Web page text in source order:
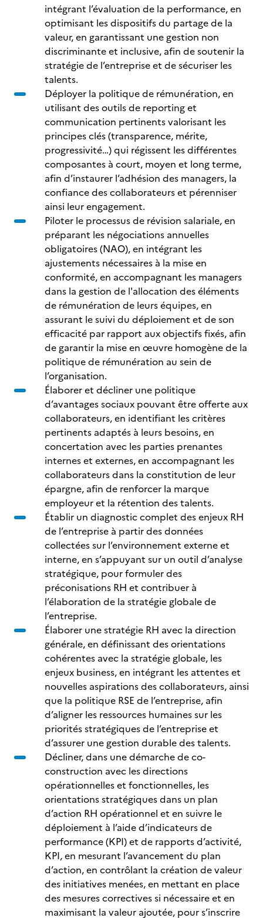
intégrant l’évaluation de la performance, en
optimisant les dispositifs du partage de la
valeur, en garantissant une gestion non
discriminante et inclusive, afin de soutenir la
stratégie de l’entreprise et de sécuriser les
talents.
Déployer la politique de rémunération, en
utilisant des outils de reporting et
communication pertinents valorisant les
principes clés (transparence, mérite,
progressivité…) qui régissent les différentes
composantes à court, moyen et long terme,
afin d’instaurer l’adhésion des managers, la
confiance des collaborateurs et pérenniser
ainsi leur engagement.
Piloter le processus de révision salariale, en
préparant les négociations annuelles
obligatoires (NAO), en intégrant les
ajustements nécessaires à la mise en
conformité, en accompagnant les managers
dans la gestion de l'allocation des éléments
de rémunération de leurs équipes, en
assurant le suivi du déploiement et de son
efficacité par rapport aux objectifs fixés, afin
de garantir la mise en œuvre homogène de la
politique de rémunération au sein de
l’organisation.
Élaborer et décliner une politique
d’avantages sociaux pouvant être offerte aux
collaborateurs, en identifiant les critères
pertinents adaptés à leurs besoins, en
concertation avec les parties prenantes
internes et externes, en accompagnant les
collaborateurs dans la constitution de leur
épargne, afin de renforcer la marque
employeur et la rétention des talents.
Établir un diagnostic complet des enjeux RH
de l’entreprise à partir des données
collectées sur l’environnement externe et
interne, en s’appuyant sur un outil d’analyse
stratégique, pour formuler des
préconisations RH et contribuer à
l’élaboration de la stratégie globale de
l’entreprise.
Élaborer une stratégie RH avec la direction
générale, en définissant des orientations
cohérentes avec la stratégie globale, les
enjeux business, en intégrant les attentes et
nouvelles aspirations des collaborateurs, ainsi
que la politique RSE de l’entreprise, afin
d’aligner les ressources humaines sur les
priorités stratégiques de l’entreprise et
d’assurer une gestion durable des talents.
Décliner, dans une démarche de co-
construction avec les directions
opérationnelles et fonctionnelles, les
orientations stratégiques dans un plan
d’action RH opérationnel et en suivre le
déploiement à l’aide d’indicateurs de
performance (KPI) et de rapports d’activité,
KPI, en mesurant l’avancement du plan
d’action, en contrôlant la création de valeur
des initiatives menées, en mettant en place
des mesures correctives si nécessaire et en
maximisant la valeur ajoutée, pour s’inscrire